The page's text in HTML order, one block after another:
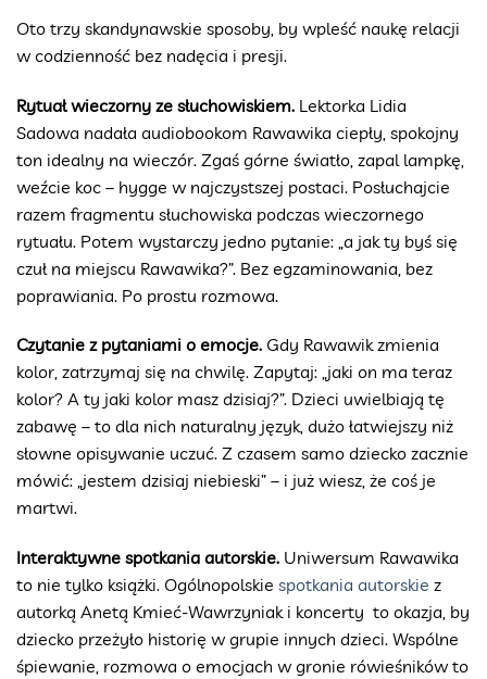
Oto trzy skandynawskie sposoby, by wpleść naukę relacji
w codzienność bez nadęcia i presji.
Rytuał wieczorny ze słuchowiskiem. Lektorka Lidia
Sadowa nadała audiobookom Rawawika ciepły, spokojny
ton idealny na wieczór. Zgaś górne światło, zapal lampkę,
weźcie koc – hygge w najczystszej postaci. Posłuchajcie
razem fragmentu słuchowiska podczas wieczornego
rytuału. Potem wystarczy jedno pytanie: „a jak ty byś się
czuł na miejscu Rawawika?”. Bez egzaminowania, bez
poprawiania. Po prostu rozmowa.
Czytanie z pytaniami o emocje. Gdy Rawawik zmienia
kolor, zatrzymaj się na chwilę. Zapytaj: „jaki on ma teraz
kolor? A ty jaki kolor masz dzisiaj?”. Dzieci uwielbiają tę
zabawę – to dla nich naturalny język, dużo łatwiejszy niż
słowne opisywanie uczuć. Z czasem samo dziecko zacznie
mówić: „jestem dzisiaj niebieski” – i już wiesz, że coś je
martwi.
Interaktywne spotkania autorskie. Uniwersum Rawawika
to nie tylko książki. Ogólnopolskie spotkania autorskie z
autorką Anetą Kmieć-Wawrzyniak i koncerty to okazja, by
dziecko przeżyło historię w grupie innych dzieci. Wspólne
śpiewanie, rozmowa o emocjach w gronie rówieśników to